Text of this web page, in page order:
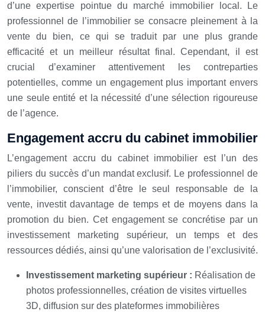
d’une expertise pointue du marché immobilier local. Le
professionnel de l’immobilier se consacre pleinement à la
vente du bien, ce qui se traduit par une plus grande
efficacité et un meilleur résultat final. Cependant, il est
crucial d’examiner attentivement les contreparties
potentielles, comme un engagement plus important envers
une seule entité et la nécessité d’une sélection rigoureuse
de l’agence.
Engagement accru du cabinet immobilier
L’engagement accru du cabinet immobilier est l’un des
piliers du succès d’un mandat exclusif. Le professionnel de
l’immobilier, conscient d’être le seul responsable de la
vente, investit davantage de temps et de moyens dans la
promotion du bien. Cet engagement se concrétise par un
investissement marketing supérieur, un temps et des
ressources dédiés, ainsi qu’une valorisation de l’exclusivité.
Investissement marketing supérieur : Réalisation de
photos professionnelles, création de visites virtuelles
3D, diffusion sur des plateformes immobilières